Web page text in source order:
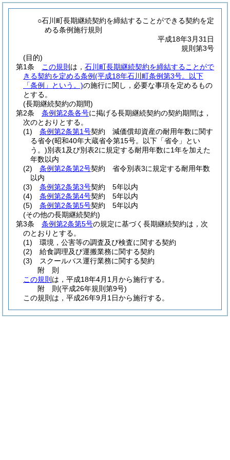
○石川町長期継続契約を締結することができる契約を定
める条例施行規則
平成18年3月31日
規則第3号
(目的)
第1条
この規則 は， 石川町長期継続契約を締結することがで
きる契約を定める条例(平成18年石川町条例第3号。以下
「条例」という。)の施行に関し，必要な事項を定めるもの
とする。
(長期継続契約の期間)
第2条
条例第2条各号に掲げる長期継続契約の契約期間は，
次のとおりとする。
(1)
条例第2条第1号契約 減価償却資産の耐用年数に関す
る省令(昭和40年大蔵省令第15号。以下「省令」とい
う。)別表1及び別表2に規定する耐用年数に1年を加えた
年数以内
(2)
条例第2条第2号契約 省令別表3に規定する耐用年数
以内
(3)
条例第2条第3号契約 5年以内
(4)
条例第2条第4号契約 5年以内
(5)
条例第2条第5号契約 5年以内
(その他の長期継続契約)
第3条
条例第2条第5号の規定に基づく長期継続契約は，次
のとおりとする。
(1)
環境，公害等の調査及び検査に関する契約
(2)
給食調理及び運搬業務に関する契約
(3)
スクールバス運行業務に関する契約
附 則
この規則 は，平成18年4月1月から施行する。
附 則(平成26年規則第9号)
この規則は，平成26年9月1日から施行する。